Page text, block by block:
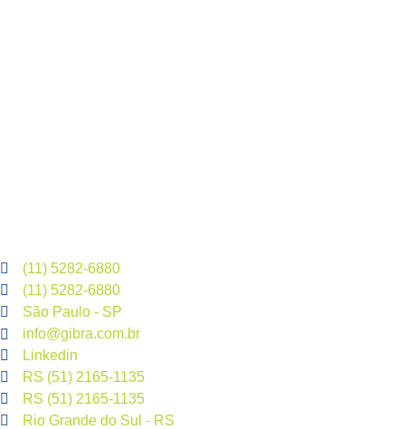
(11) 5282-6880
(11) 5282-6880
São Paulo - SP
info@gibra.com.br
Linkedin
RS (51) 2165-1135
RS (51) 2165-1135
Rio Grande do Sul - RS